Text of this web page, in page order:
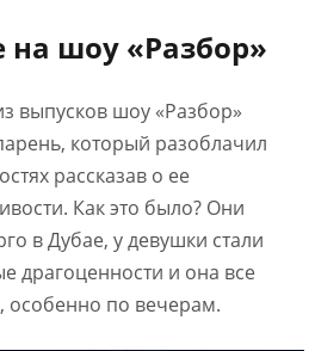
на шоу «Разбор»
выпусков шоу «Разбор»
который разоблачил
рассказав о ее
Как это было? Они
в Дубае, у девушки стали
драгоценности и она все
особенно по вечерам.